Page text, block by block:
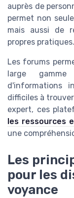
auprès de
permet non
mais aussi de
propres pratiques.
Les forums
large
d'informations
difficiles à
expert, ces
les ressources
une
Les
pour les
voyance